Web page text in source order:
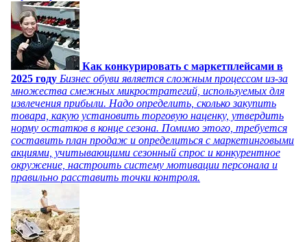
Как конкурировать с маркетплейсами в
2025 году Бизнес обуви является сложным процессом из-за
множества смежных микростратегий, используемых для
извлечения прибыли. Надо определить, сколько закупить
товара, какую установить торговую наценку, утвердить
норму остатков в конце сезона. Помимо этого, требуется
составить план продаж и определиться с маркетинговыми
акциями, учитывающими сезонный спрос и конкурентное
окружение, настроить систему мотивации персонала и
правильно расставить точки контроля.